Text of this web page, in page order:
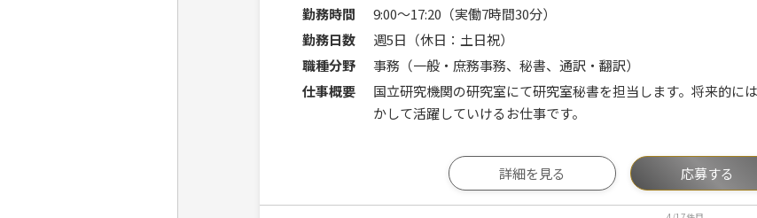
勤務時間
9:00～17:20（実働7時間30分）
勤務日数
週5日（休日：土日祝）
職種分野
事務（一般・庶務事務、秘書、通訳・翻訳）
仕事概要
国立研究機関の研究室にて研究室秘書を担当します。将来的に
かして活躍していけるお仕事です。
詳細を見る 応募する